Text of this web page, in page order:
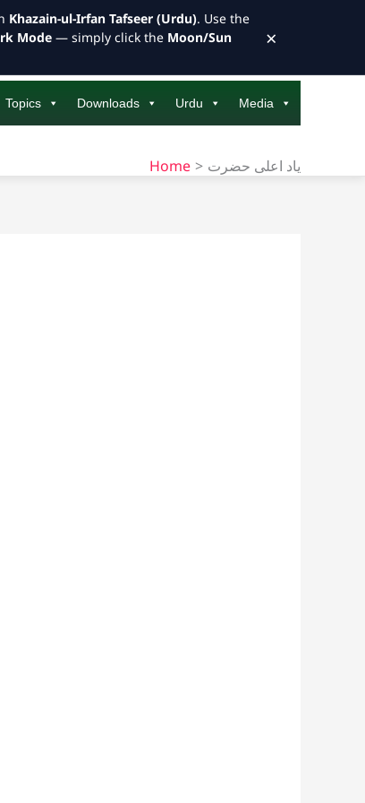
Topics Downloads Urdu Media
Home یاد اعلی حضرت
Khazain-ul-Irfan Tafseer (Urdu). Use the
Mode — simply click the Moon/Sun
×